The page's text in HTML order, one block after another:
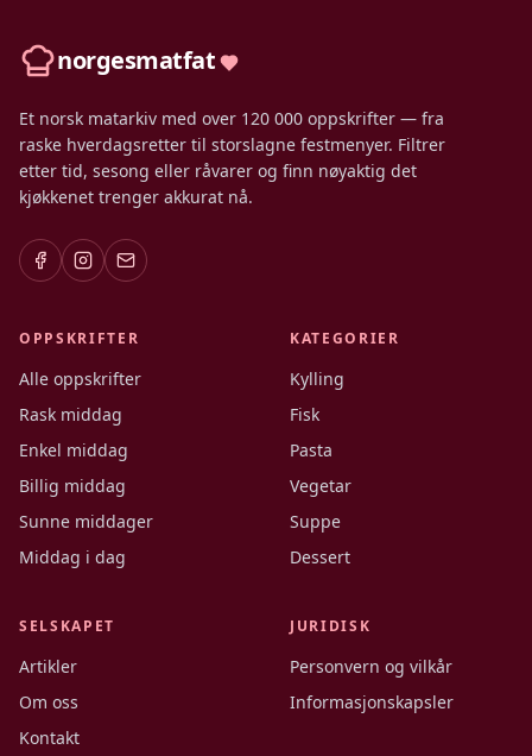
norgesmatfat
Et norsk matarkiv med over 120 000 oppskrifter — fra
raske hverdagsretter til storslagne festmenyer. Filtrer
etter tid, sesong eller råvarer og finn nøyaktig det
kjøkkenet trenger akkurat nå.
OPPSKRIFTER
Alle oppskrifter
Rask middag
Enkel middag
Billig middag
Sunne middager
Middag i dag
KATEGORIER
Kylling
Fisk
Pasta
Vegetar
Suppe
Dessert
SELSKAPET
Artikler
Om oss
Kontakt
JURIDISK
Personvern og vilkår
Informasjonskapsler